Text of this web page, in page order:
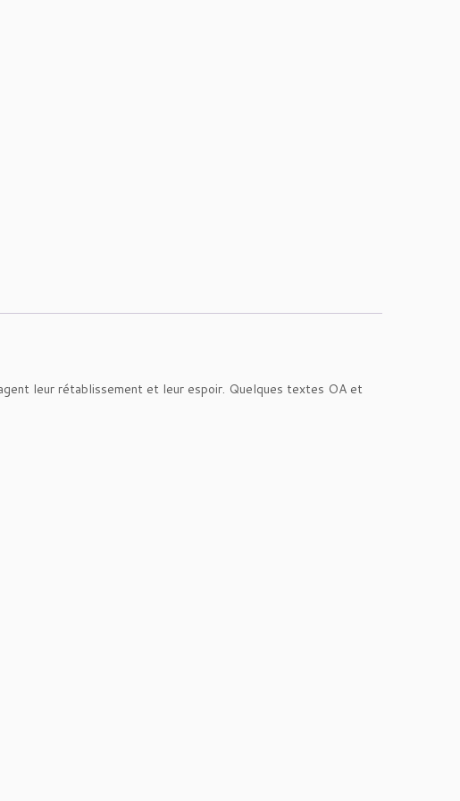
leur rétablissement et leur espoir. Quelques textes OA et